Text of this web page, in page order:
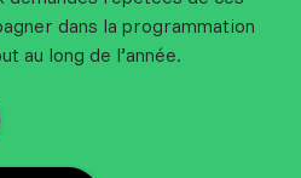
dans la programmation
au long de l’année.